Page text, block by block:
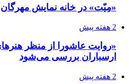
«مِیّت» در خانه نمایش
2 هفته پیش
«روایت عاشورا از منظر
ارسباران بررسی می‌شود
2 هفته پیش